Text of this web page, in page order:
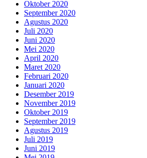
Oktober 2020
September 2020
Agustus 2020
Juli 2020
Juni 2020
Mei 2020
April 2020
Maret 2020
Februari 2020
Januari 2020
Desember 2019
November 2019
Oktober 2019
September 2019
Agustus 2019
Juli 2019
Juni 2019